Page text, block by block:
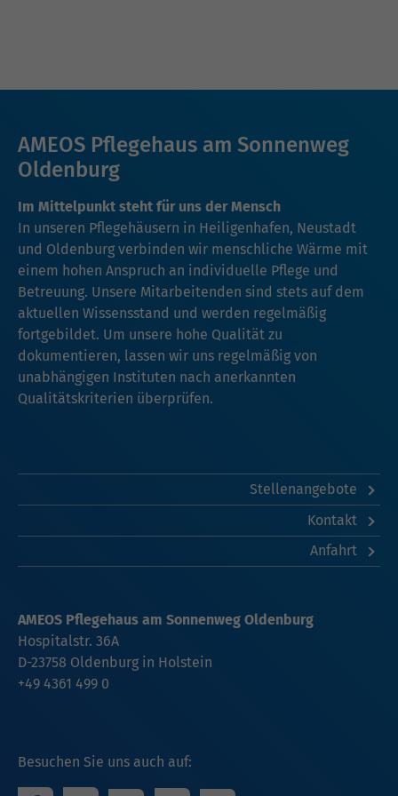
AMEOS Pflegehaus am Sonnenweg
Oldenburg
Im Mittelpunkt steht für uns der Mensch
In unseren Pflegehäusern in Heiligenhafen, Neustadt
und Oldenburg verbinden wir menschliche Wärme mit
einem hohen Anspruch an individuelle Pflege und
Betreuung. Unsere Mitarbeitenden sind stets auf dem
aktuellen Wissensstand und werden regelmäßig
fortgebildet. Um unsere hohe Qualität zu
dokumentieren, lassen wir uns regelmäßig von
unabhängigen Instituten nach anerkannten
Qualitätskriterien überprüfen.
Stellenangebote
Kontakt
Anfahrt
Besuchen Sie uns auch auf:
AMEOS Pflegehaus am Sonnenweg Oldenburg
Hospitalstr. 36A
D-23758 Oldenburg in Holstein
+49 4361 499 0